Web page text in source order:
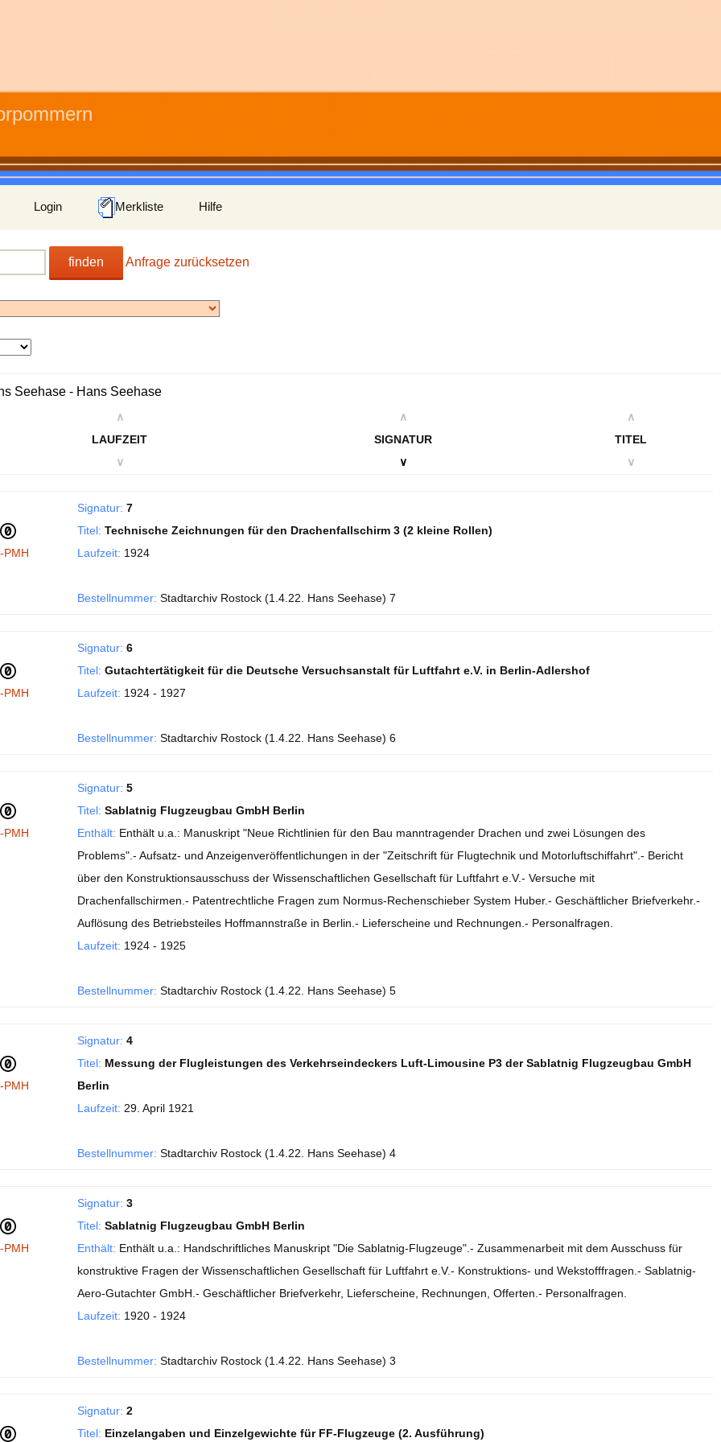
Login Merkliste Hilfe
finden Anfrage zurücksetzen
Seehase - Hans Seehase
∧
LAUFZEIT
∨
∧
SIGNATUR
∨
∧
TITEL
∨
PMH
Signatur: 7
Titel: Technische Zeichnungen für den Drachenfallschirm 3 (2 kleine Rollen)
Laufzeit: 1924
Bestellnummer: Stadtarchiv Rostock (1.4.22. Hans Seehase) 7
PMH
Signatur: 6
Titel: Gutachtertätigkeit für die Deutsche Versuchsanstalt für Luftfahrt e.V. in Berlin-Adlershof
Laufzeit: 1924 - 1927
Bestellnummer: Stadtarchiv Rostock (1.4.22. Hans Seehase) 6
PMH
Signatur: 5
Titel: Sablatnig Flugzeugbau GmbH Berlin
Enthält: Enthält u.a.: Manuskript "Neue Richtlinien für den Bau manntragender Drachen und zwei Lösungen des
Problems".- Aufsatz- und Anzeigenveröffentlichungen in der "Zeitschrift für Flugtechnik und Motorluftschiffahrt".- Bericht
über den Konstruktionsausschuss der Wissenschaftlichen Gesellschaft für Luftfahrt e.V.- Versuche mit
Drachenfallschirmen.- Patentrechtliche Fragen zum Normus-Rechenschieber System Huber.- Geschäftlicher Briefverkehr.-
Auflösung des Betriebsteiles Hoffmannstraße in Berlin.- Lieferscheine und Rechnungen.- Personalfragen.
Laufzeit: 1924 - 1925
Bestellnummer: Stadtarchiv Rostock (1.4.22. Hans Seehase) 5
PMH
Signatur: 4
Titel: Messung der Flugleistungen des Verkehrseindeckers Luft-Limousine P3 der Sablatnig Flugzeugbau GmbH
Berlin
Laufzeit: 29. April 1921
Bestellnummer: Stadtarchiv Rostock (1.4.22. Hans Seehase) 4
PMH
Signatur: 3
Titel: Sablatnig Flugzeugbau GmbH Berlin
Enthält: Enthält u.a.: Handschriftliches Manuskript "Die Sablatnig-Flugzeuge".- Zusammenarbeit mit dem Ausschuss für
konstruktive Fragen der Wissenschaftlichen Gesellschaft für Luftfahrt e.V.- Konstruktions- und Wekstofffragen.- Sablatnig-
Aero-Gutachter GmbH.- Geschäftlicher Briefverkehr, Lieferscheine, Rechnungen, Offerten.- Personalfragen.
Laufzeit: 1920 - 1924
Bestellnummer: Stadtarchiv Rostock (1.4.22. Hans Seehase) 3
Signatur: 2
Titel: Einzelangaben und Einzelgewichte für FF-Flugzeuge (2. Ausführung)